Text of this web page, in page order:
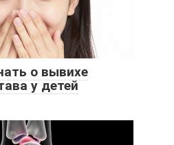
о вывихе
у детей